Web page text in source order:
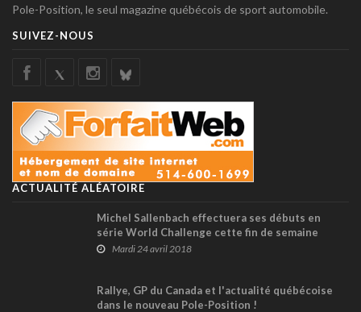
Pole-Position, le seul magazine québécois de sport automobile.
SUIVEZ-NOUS
ACTUALITÉ ALÉATOIRE
Michel Sallenbach effectuera ses débuts en
série World Challenge cette fin de semaine
Mardi 24 avril 2018
Rallye, GP du Canada et l'actualité québécoise
dans le nouveau Pole-Position !